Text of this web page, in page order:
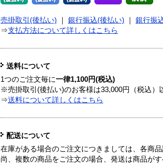
売掛取引(後払い) 銀行振込(後払い) 銀行振
⇒支払方法について詳しくはこちら
送料について
1つのご注文毎に一律1,100円(税込)
※売掛取引(後払い)のお客様は33,000円（税込）
⇒送料について詳しくはこちら
配送について
在庫がある場合のご注文につきましては、各商
尚、複数の商品をご注文の場合、発送は商品が